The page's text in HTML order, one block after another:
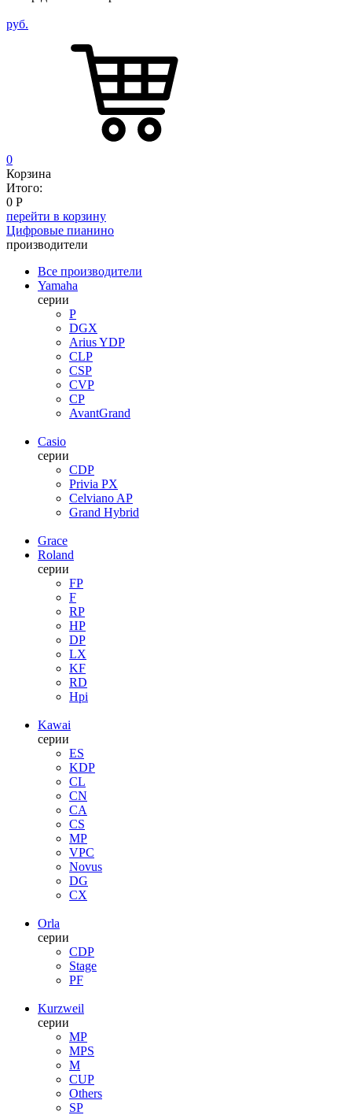
руб.
0
Корзина
Итого:
0 Р
перейти в корзину
Цифровые пианино
производители
Все производители
Yamaha
серии
P
DGX
Arius YDP
CLP
CSP
CVP
CP
AvantGrand
Casio
серии
CDP
Privia PX
Celviano AP
Grand Hybrid
Grace
Roland
серии
FP
F
RP
HP
DP
LX
KF
RD
Hpi
Kawai
серии
ES
KDP
CL
CN
CA
CS
MP
VPC
Novus
DG
CX
Orla
серии
CDP
Stage
PF
Kurzweil
серии
MP
MPS
M
CUP
Others
SP